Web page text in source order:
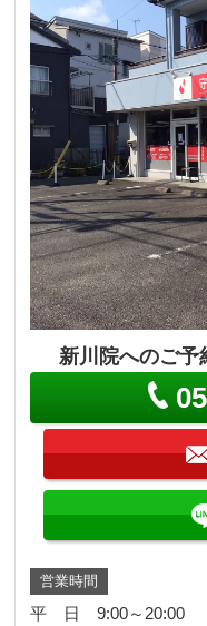
新川院へのご予
営業時間
平 日 9:00～20:00